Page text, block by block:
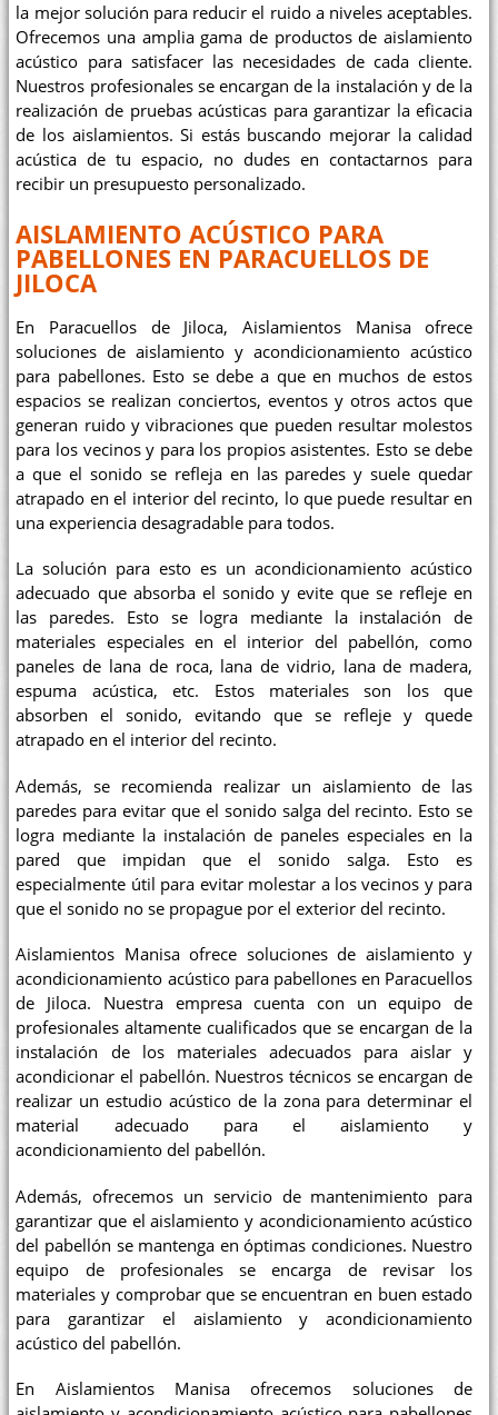
la mejor solución para reducir el ruido a niveles aceptables.
Ofrecemos una amplia gama de productos de aislamiento
acústico para satisfacer las necesidades de cada cliente.
Nuestros profesionales se encargan de la instalación y de la
realización de pruebas acústicas para garantizar la eficacia
de los aislamientos. Si estás buscando mejorar la calidad
acústica de tu espacio, no dudes en contactarnos para
recibir un presupuesto personalizado.
AISLAMIENTO ACÚSTICO PARA
PABELLONES EN PARACUELLOS DE
JILOCA
En Paracuellos de Jiloca, Aislamientos Manisa ofrece
soluciones de aislamiento y acondicionamiento acústico
para pabellones. Esto se debe a que en muchos de estos
espacios se realizan conciertos, eventos y otros actos que
generan ruido y vibraciones que pueden resultar molestos
para los vecinos y para los propios asistentes. Esto se debe
a que el sonido se refleja en las paredes y suele quedar
atrapado en el interior del recinto, lo que puede resultar en
una experiencia desagradable para todos.
La solución para esto es un acondicionamiento acústico
adecuado que absorba el sonido y evite que se refleje en
las paredes. Esto se logra mediante la instalación de
materiales especiales en el interior del pabellón, como
paneles de lana de roca, lana de vidrio, lana de madera,
espuma acústica, etc. Estos materiales son los que
absorben el sonido, evitando que se refleje y quede
atrapado en el interior del recinto.
Además, se recomienda realizar un aislamiento de las
paredes para evitar que el sonido salga del recinto. Esto se
logra mediante la instalación de paneles especiales en la
pared que impidan que el sonido salga. Esto es
especialmente útil para evitar molestar a los vecinos y para
que el sonido no se propague por el exterior del recinto.
Aislamientos Manisa ofrece soluciones de aislamiento y
acondicionamiento acústico para pabellones en Paracuellos
de Jiloca. Nuestra empresa cuenta con un equipo de
profesionales altamente cualificados que se encargan de la
instalación de los materiales adecuados para aislar y
acondicionar el pabellón. Nuestros técnicos se encargan de
realizar un estudio acústico de la zona para determinar el
material adecuado para el aislamiento y
acondicionamiento del pabellón.
Además, ofrecemos un servicio de mantenimiento para
garantizar que el aislamiento y acondicionamiento acústico
del pabellón se mantenga en óptimas condiciones. Nuestro
equipo de profesionales se encarga de revisar los
materiales y comprobar que se encuentran en buen estado
para garantizar el aislamiento y acondicionamiento
acústico del pabellón.
En Aislamientos Manisa ofrecemos soluciones de